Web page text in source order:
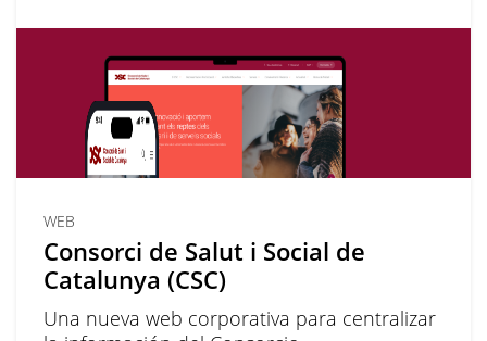
WEB
Consorci de Salut i Social de
Catalunya (CSC)
Una nueva web corporativa para centralizar